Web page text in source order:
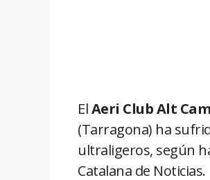
ElAeri Club Alt
(Tarragona) ha
ultraligeros, según
Catalana de Noticias.